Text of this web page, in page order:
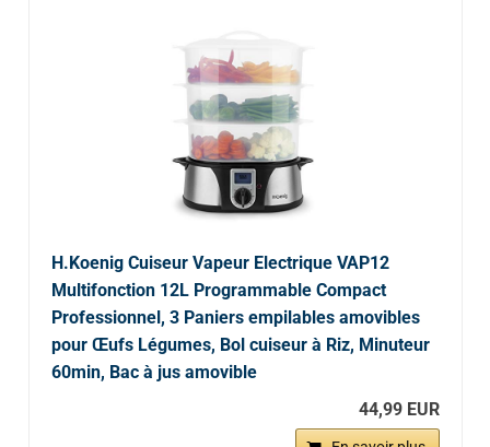
H.Koenig Cuiseur Vapeur Electrique VAP12
Multifonction 12L Programmable Compact
Professionnel, 3 Paniers empilables amovibles
pour Œufs Légumes, Bol cuiseur à Riz, Minuteur
60min, Bac à jus amovible
44,99 EUR